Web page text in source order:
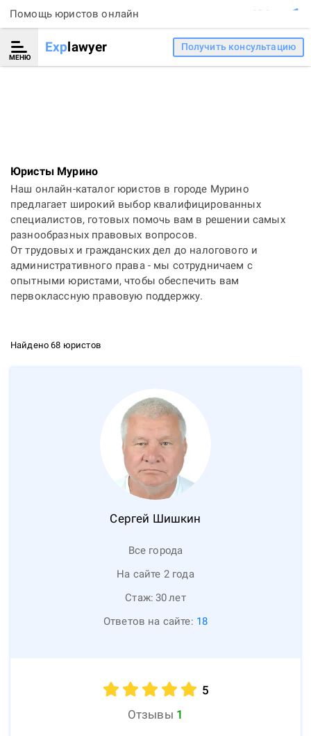
Помощь юристов онлайн
МЕНЮ
Explawyer Получить консультацию
Юристы Мурино
Наш онлайн-каталог юристов в городе Мурино
предлагает широкий выбор квалифицированных
специалистов, готовых помочь вам в решении самых
разнообразных правовых вопросов.
От трудовых и гражданских дел до налогового и
административного права - мы сотрудничаем с
опытными юристами, чтобы обеспечить вам
первоклассную правовую поддержку.
Найдено 68 юристов
Сергей Шишкин
Все города
На сайте 2 года
Стаж: 30лет
Ответов на сайте: 18
5
Отзывы 1